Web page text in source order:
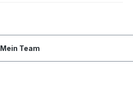
Mein Team